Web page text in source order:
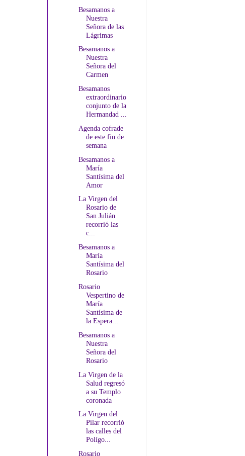
Besamanos a
Nuestra
Señora de las
Lágrimas
Besamanos a
Nuestra
Señora del
Carmen
Besamanos
extraordinario
conjunto de la
Hermandad ...
Agenda cofrade
de este fin de
semana
Besamanos a
María
Santísima del
Amor
La Virgen del
Rosario de
San Julián
recorrió las
c...
Besamanos a
María
Santísima del
Rosario
Rosario
Vespertino de
María
Santísima de
la Espera...
Besamanos a
Nuestra
Señora del
Rosario
La Virgen de la
Salud regresó
a su Templo
coronada
La Virgen del
Pilar recorrió
las calles del
Polígo...
Rosario